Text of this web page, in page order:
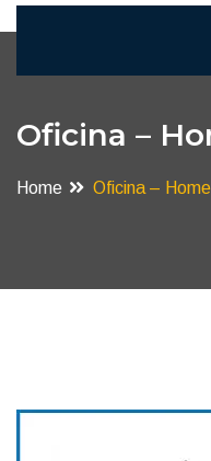
Oficina –
Home Oficina –